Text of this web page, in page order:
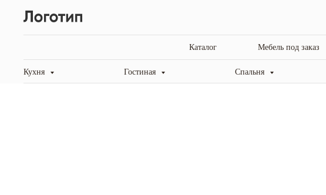
Каталог Мебель под заказ
Кухня Гостиная Спальня